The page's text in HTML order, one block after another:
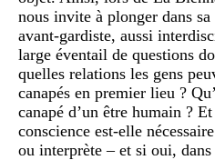
nous invite à plonger dans
avant-gardiste, aussi
large éventail de questions
quelles relations les gens
canapés en premier lieu ?
canapé d’un être humain ?
conscience est-elle
ou interprète – et si oui,